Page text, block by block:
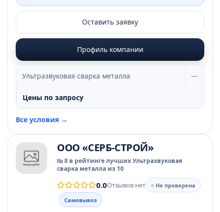
Оставить заявку
Профиль компании
Ультразвуковая сварка металла —
Цены по запросу
Все условия →
ООО «СЕРБ-СТРОЙ»
№ 8 в рейтинге лучших Ультразвуковая
сварка металла из 10
0.0Отзывов нет
○ Не проверена
Самовывоз